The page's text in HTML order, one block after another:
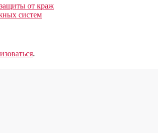
от краж
систем
.